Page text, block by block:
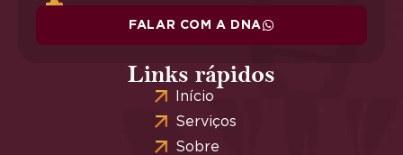
FALAR COM A DNA
Links rápidos
Início
Serviços
Sobre